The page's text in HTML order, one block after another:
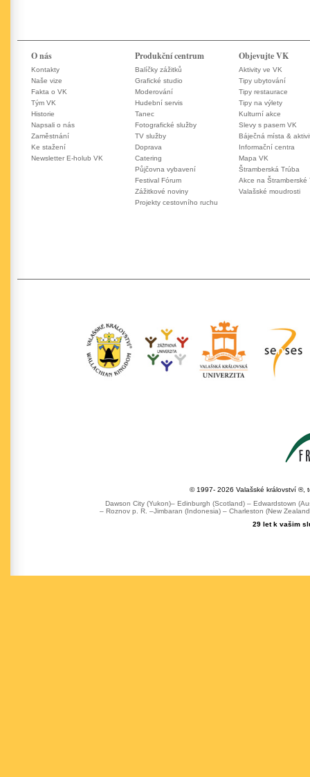
O nás
Kontakty
Naše vize
Fakta o VK
Tým VK
Historie
Napsali o nás
Zaměstnání
Ke stažení
Newsletter E-holub VK
Produkční centrum
Balíčky zážitků
Grafické studio
Moderování
Hudební servis
Tanec
Fotografické služby
TV služby
Doprava
Catering
Půjčovna vybavení
Festival Fórum
Zážitkové noviny
Projekty cestovního ruchu
Objevujte VK
Aktivity ve VK
Tipy ubytování
Tipy restaurace
Tipy na výlety
Kulturní akce
Slevy s pasem VK
Báječná místa &
Informační centra
Mapa VK
Štramberská Trúba
Akce na Štramberské
Valašské moudrosti
© 1997- 2026 Valašské království ®,
Dawson City (Yukon)– Edinburgh (Scotland) – Edwardstown
– Roznov p. R. –Jimbaran (Indonesia) – Charleston (New
29 let k vašim